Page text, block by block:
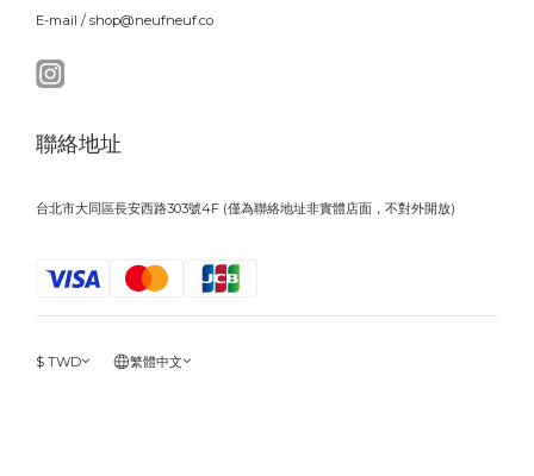
E-mail / shop@neufneuf.co
聯絡地址
台北市大同區長安西路303號4F (僅為聯絡地址非實體店面，不對外開放)
$ TWD 繁體中文